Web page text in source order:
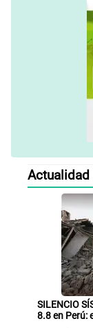
Actualidad
SILENCIO
8.8 en Perú: